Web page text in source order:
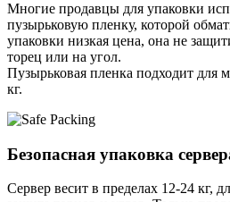
Многие продавцы для упаковки
пузырьковую пленку, которой
упаковки низкая цена, она не
торец или на угол.
Пузырьковая пленка подходит для
кг.
Безопасная упаковка
Сервер весит в пределах 12-24 кг,